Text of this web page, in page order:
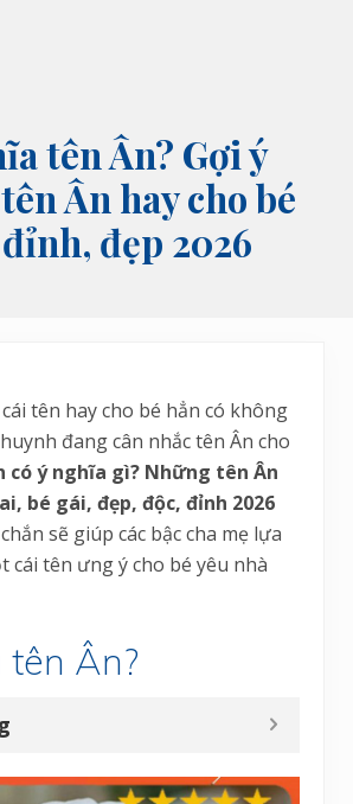
tên Ân? Gợi ý
Ân hay cho bé
đẹp 2026
tên hay cho bé hẳn có không
đang cân nhắc tên Ân cho
có ý nghĩa gì? Những tên Ân
bé gái, đẹp, độc, đỉnh 2026
sẽ giúp các bậc cha mẹ lựa
cái tên ưng ý cho bé yêu nhà
Ân?